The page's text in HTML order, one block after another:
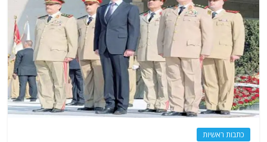
כתבות ראשיות